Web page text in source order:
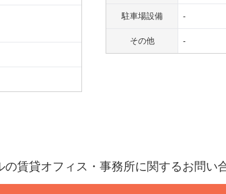
駐車場設備 -
その他 -
の賃貸オフィス・事務所に関するお問い